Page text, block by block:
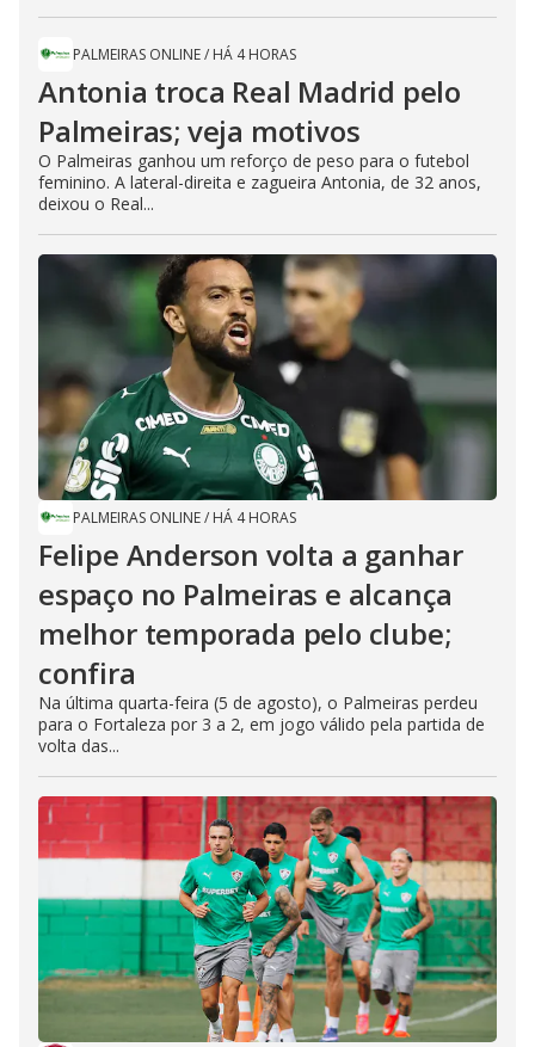
PALMEIRAS ONLINE/ HÁ 4 HORAS
Antonia troca Real Madrid pelo
Palmeiras; veja motivos
O Palmeiras ganhou um reforço de peso para o futebol
feminino. A lateral-direita e zagueira Antonia, de 32 anos,
deixou o Real...
PALMEIRAS ONLINE/ HÁ 4 HORAS
Felipe Anderson volta a ganhar
espaço no Palmeiras e alcança
melhor temporada pelo clube;
confira
Na última quarta-feira (5 de agosto), o Palmeiras perdeu
para o Fortaleza por 3 a 2, em jogo válido pela partida de
volta das...